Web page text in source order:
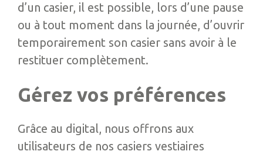
d’un casier, il est possible, lors d’une pause
ou à tout moment dans la journée, d’ouvrir
temporairement son casier sans avoir à le
restituer complètement.
Gérez vos préférences
Grâce au digital, nous offrons aux
utilisateurs de nos casiers vestiaires